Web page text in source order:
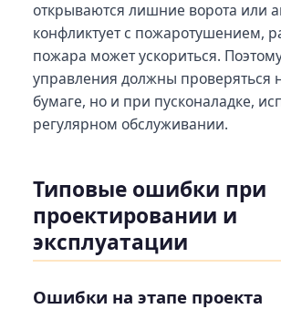
открываются лишние ворота или
конфликтует с пожаротушением,
пожара может ускориться.
управления должны проверяться
бумаге, но и при пусконаладке,
регулярном обслуживании.
Типовые ошибки при
проектировании и
эксплуатации
Ошибки на этапе проекта